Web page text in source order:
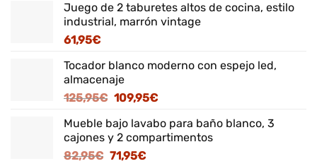
Juego de 2 taburetes altos de cocina, estilo
industrial, marrón vintage
61,95€
Tocador blanco moderno con espejo led,
almacenaje
125,95€ El
original
era:
125,95€.
109,95€El
actual
es:
Mueble bajo lavabo para baño blanco, 3
cajones y 2 compartimentos
82,95€ El
71,95€El